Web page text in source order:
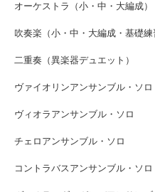
オーケストラ（小・中・大編成）
吹奏楽（小・中・大編成・基礎練
二重奏（異楽器デュエット）
ヴァイオリンアンサンブル・ソロ
ヴィオラアンサンブル・ソロ
チェロアンサンブル・ソロ
コントラバスアンサンブル・ソロ